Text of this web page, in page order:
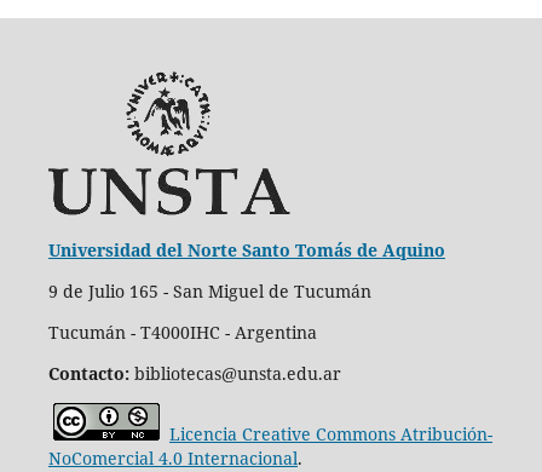
Universidad del Norte Santo Tomás de Aquino
9 de Julio 165 - San Miguel de Tucumán
Tucumán - T4000IHC - Argentina
Contacto: bibliotecas@unsta.edu.ar
Licencia Creative Commons Atribución-
NoComercial 4.0 Internacional.